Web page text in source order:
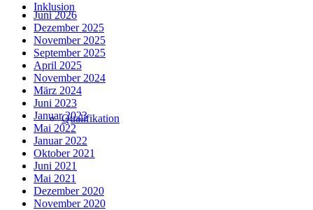
Inklusion
Qualifikation
Juni 2026
Dezember 2025
November 2025
September 2025
April 2025
November 2024
März 2024
Juni 2023
Januar 2023
Mai 2022
Januar 2022
Oktober 2021
Juni 2021
Mai 2021
Dezember 2020
November 2020